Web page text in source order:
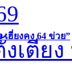
ฮี่ยงคง 64 ข่วย”
เตียง